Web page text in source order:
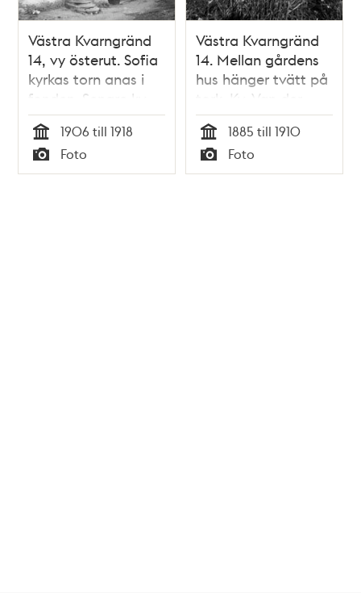
Västra Kvarngränd
14, vy österut. Sofia
kyrkas torn anas i
fonden. Senare kv.
Milen, nuv. västra
delen av kv.
Kvadraten norr om
Allhelgonagatan
Tid
1906 till 1918
Typ
Foto
Västra Kvarngränd
14. Mellan gårdens
hus hänger tvätt på
tork. Kv. Van der
Huff uppgick i kv.
Milen 1885. Nuv. kv.
Kvadraten ung. vid
Allhelgonagatan
Tid
1885 till 1910
Typ
Foto